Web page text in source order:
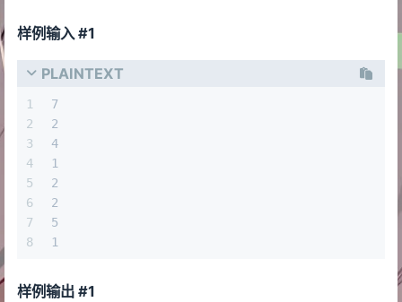
样例输入 #1
PLAINTEXT
1
2
3
4
5
6
7
8
7
2
4
1
2
2
5
1
样例输出 #1